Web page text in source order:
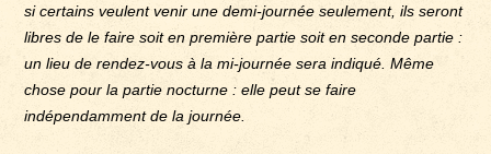
si certains veulent venir une demi-journée seulement, ils seront
libres de le faire soit en première partie soit en seconde partie :
un lieu de rendez-vous à la mi-journée sera indiqué. Même
chose pour la partie nocturne : elle peut se faire
indépendamment de la journée.